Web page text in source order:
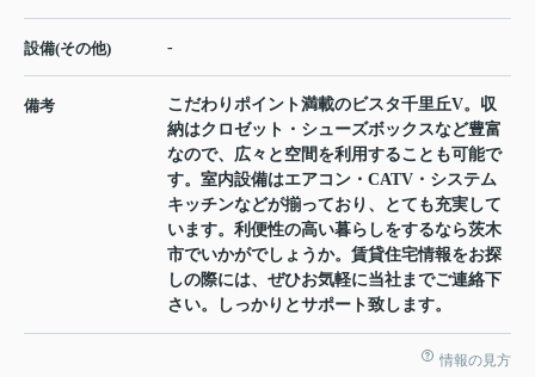
設備(その他) -
備考
こだわりポイント満載のビスタ千里丘V。収
納はクロゼット・シューズボックスなど豊富
なので、広々と空間を利用することも可能で
す。室内設備はエアコン・CATV・システム
キッチンなどが揃っており、とても充実して
います。利便性の高い暮らしをするなら茨木
市でいかがでしょうか。賃貸住宅情報をお探
しの際には、ぜひお気軽に当社までご連絡下
さい。しっかりとサポート致します。
情報の見方